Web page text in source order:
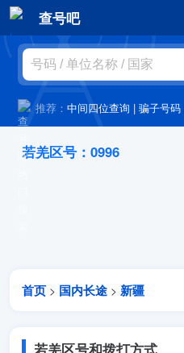
查号吧
推荐：中间四位查询 |骗子号码
若羌区号：0996
首页 > 国内长途 > 新疆
若羌区号和拨打方式